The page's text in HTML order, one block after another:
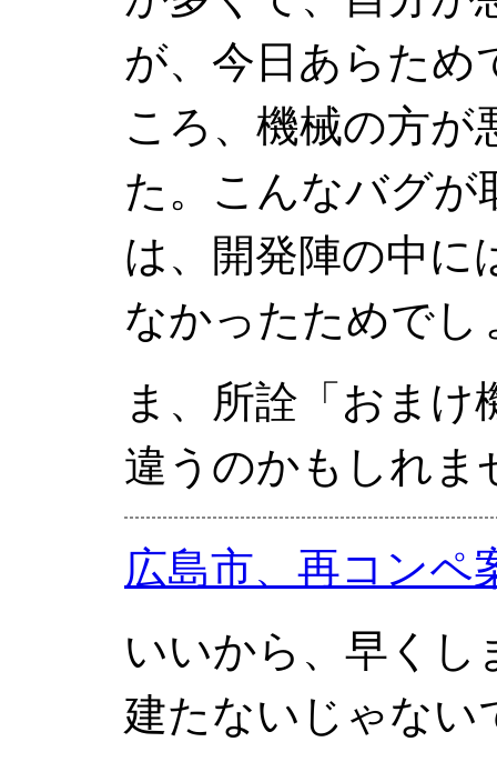
が、今日あらため
ころ、機械の方が
た。こんなバグが
は、開発陣の中に
なかったためでし
ま、所詮「おまけ
違うのかもしれ
広島市、再コンペ
いいから、早くし
建たないじゃない